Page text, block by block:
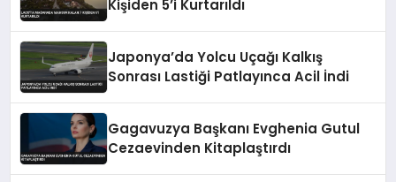
Kişiden 5’i Kurtarıldı
Japonya’da Yolcu Uçağı Kalkış
Sonrası Lastiği Patlayınca Acil İndi
Gagavuzya Başkanı Evghenia Gutul
Cezaevinden Kitaplaştırdı